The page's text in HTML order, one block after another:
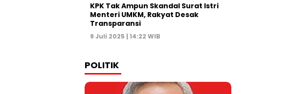
KPK Tak Ampun Skandal Surat Istri
Menteri UMKM, Rakyat Desak
Transparansi
9 Juli 2025 | 14:22 WIB
POLITIK